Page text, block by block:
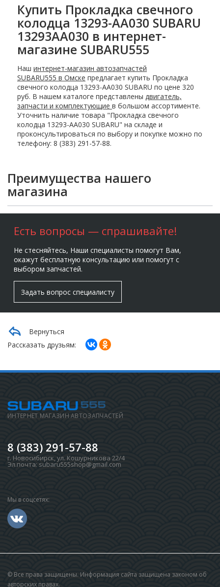
Купить Прокладка свечного
колодца 13293-AA030 SUBARU
13293AA030 в интернет-
магазине SUBARU555
Наш интернет-магазин автозапчастей
SUBARU555 в Омске предлагает купить Прокладка
свечного колодца 13293-AA030 SUBARU по цене 320
руб. В нашем каталоге представлены двигатель,
запчасти и комплектующие в большом ассортименте.
Уточнить наличие товара "Прокладка свечного
колодца 13293-AA030 SUBARU" на складе и
проконсультироваться по выбору и покупке можно по
телефону: 8 (383) 291-57-88.
Преимущества нашего
магазина
Есть вопросы — спрашивайте!
Не стесняйтесь, Наши специалисты помогут Вам,
окажут бесплатную консультацию или помогут с
выбором запчастей.
Задать вопрос специалисту
Вернуться
Рассказать друзьям:
ИНТЕРНЕТ МАГАЗИН АВТОЗАПЧАСТЕЙ
8 (383) 291-57-88
г. Новосибирск,ул. Кошурникова 22/4
Эл.почта: subaru555shop@gmail.com
Мы в соцсетях:
© Все права защищены. Информация сайта защищена законом об
авторских правах.